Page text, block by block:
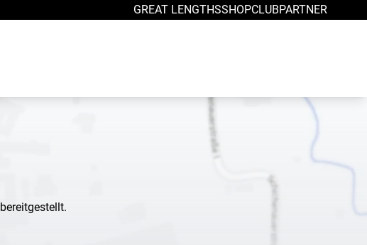
GREAT LENGTHSSHOPCLUBPARTNER
bereitgestellt.